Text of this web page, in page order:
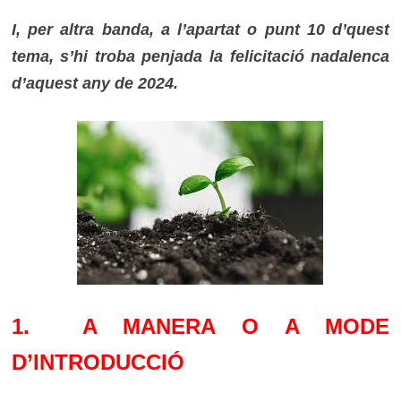
I, per altra banda, a l’apartat o punt 10 d’quest
tema, s’hi troba penjada la felicitació nadalenca
d’aquest any de 2024.
1. A MANERA O A MODE
D’INTRODUCCIÓ